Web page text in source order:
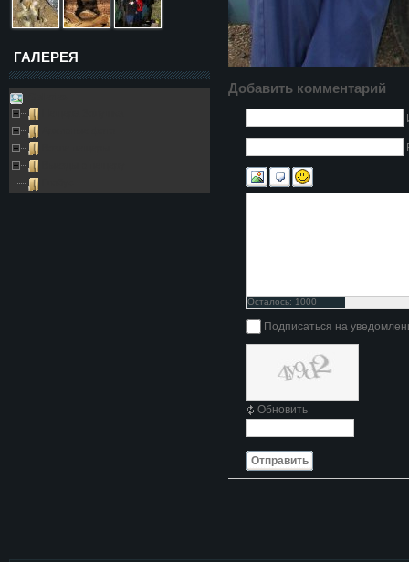
ГАЛЕРЕЯ
Добавить комментарий
Осталось: 1000
символов
Подписаться на
Обновить
Отправить